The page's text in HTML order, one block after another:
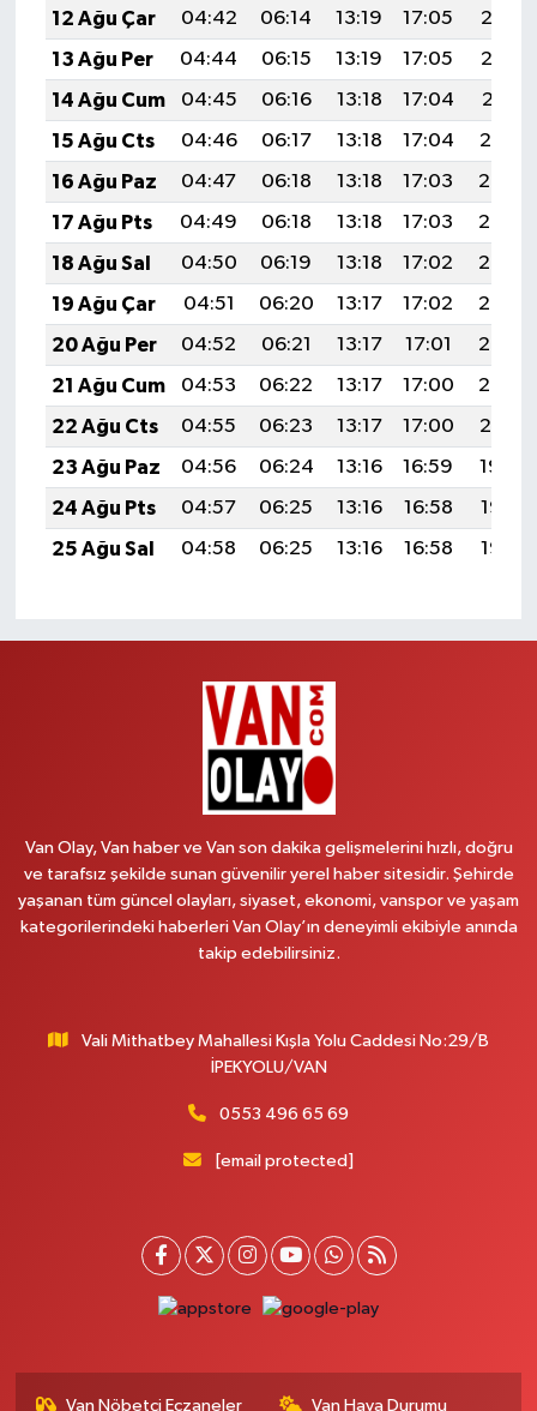
12 Ağu Çar
04:42 06:14 13:19 17:05
20:13
13 Ağu Per
04:44 06:15 13:19 17:05
20:12
14 Ağu Cum
04:45 06:16 13:18 17:04
20:11
15 Ağu Cts
04:46 06:17 13:18 17:04
20:10
16 Ağu Paz
04:47 06:18 13:18 17:03
20:08
17 Ağu Pts
04:49 06:18 13:18 17:03
20:07
18 Ağu Sal
04:50 06:19 13:18 17:02
20:06
19 Ağu Çar
04:51 06:20 13:17 17:02
20:05
20 Ağu Per
04:52 06:21 13:17 17:01
20:03
21 Ağu Cum
04:53 06:22 13:17 17:00
20:02
22 Ağu Cts
04:55 06:23 13:17 17:00
20:01
23 Ağu Paz
04:56 06:24 13:16 16:59
19:59
24 Ağu Pts
04:57 06:25 13:16 16:58
19:58
25 Ağu Sal
04:58 06:25 13:16 16:58 19:56
Van Olay, Van haber ve Van son dakika gelişmelerini hızlı, doğru
ve tarafsız şekilde sunan güvenilir yerel haber sitesidir. Şehirde
yaşanan tüm güncel olayları, siyaset, ekonomi, vanspor ve yaşam
kategorilerindeki haberleri Van Olay’ın deneyimli ekibiyle anında
takip edebilirsiniz.
Vali Mithatbey Mahallesi Kışla Yolu Caddesi No:29/B
İPEKYOLU/VAN
0553 496 65 69
[email protected]
Van Nöbetçi Eczaneler Van Hava Durumu